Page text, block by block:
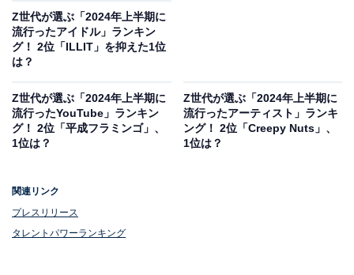
Z世代が選ぶ「2024年上半期に
流行ったアイドル」ランキン
グ！ 2位「ILLIT」を抑えた1位
は？
Z世代が選ぶ「2024年上半期に
流行ったYouTube」ランキン
グ！ 2位「平成フラミンゴ」、
1位は？
Z世代が選ぶ「2024年上半期に
流行ったアーティスト」ランキ
ング！ 2位「Creepy Nuts」、
1位は？
関連リンク
プレスリリース
タレントパワーランキング